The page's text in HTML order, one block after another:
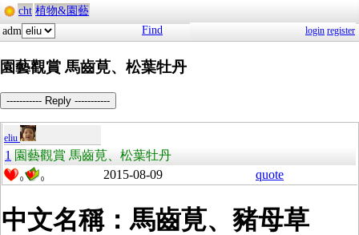
cht 植物&園藝
adm
Find login register
園藝觀賞 馬齒莧、松葉牡丹
----------- Reply -----------
eliu
1 園藝觀賞 馬齒莧、松葉牡丹
0 0 2015-08-09 quote
中文名稱：馬齒莧、豬母草